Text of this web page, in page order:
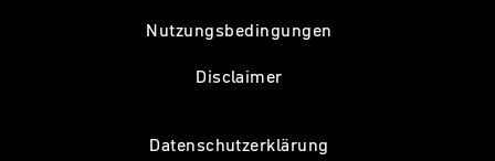
Nutzungsbedingungen
Disclaimer
Datenschutzerklärung